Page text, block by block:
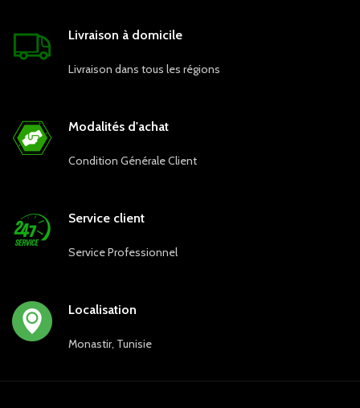
Livraison à domicile
Livraison dans tous les régions
Modalités d'achat
Condition Générale Client
Service client
Service Professionnel
Localisation
Monastir, Tunisie